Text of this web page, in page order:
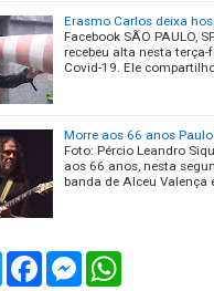
Erasmo Carlos deixa
Facebook SÃO PAULO,
recebeu alta nesta
Covid-19. Ele
Morre aos 66 anos
Foto: Pércio Leandro
aos 66 anos, nesta
banda de Alceu Valença
T
w
F
M